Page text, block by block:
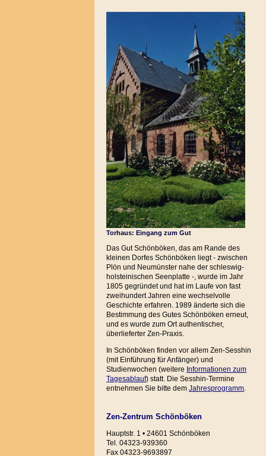
Torhaus: Eingang zum Gut
Das Gut Schönböken, das am Rande des
kleinen Dorfes Schönböken liegt - zwischen
Plön und Neumünster nahe der schleswig-
holsteinischen Seenplatte -, wurde im Jahr
1805 gegründet und hat im Laufe von fast
zweihundert Jahren eine wechselvolle
Geschichte erfahren. 1989 änderte sich die
Bestimmung des Gutes Schönböken erneut,
und es wurde zum Ort authentischer,
überlieferter Zen-Praxis.
In Schönböken finden vor allem Zen-Sesshin
(mit Einführung für Anfänger) und
Studienwochen (weitere Informationen zum
Tagesablauf) statt. Die Sesshin-Termine
entnehmen Sie bitte dem Jahresprogramm.
Zen-Zentrum Schönböken
Hauptstr. 1 • 24601 Schönböken
Tel. 04323-939360
Fax 04323-9693897